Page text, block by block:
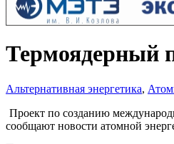
Термоядерный
Альтернативная энергетика,
Проект по созданию
сообщают новости атомной